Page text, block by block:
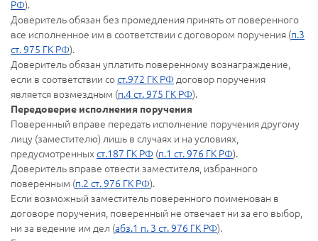
РФ).
Доверитель обязан без промедления принять от поверенного
все исполненное им в соответствии с договором поручения (п.3
ст. 975 ГК РФ).
Доверитель обязан уплатить поверенному вознаграждение,
если в соответствии сост.972 ГК РФ договор поручения
является возмездным (п.4 ст. 975 ГК РФ).
Передоверие исполнения поручения
Поверенный вправе передать исполнение поручения другому
лицу (заместителю) лишь в случаях и на условиях,
предусмотренных ст.187 ГК РФ (п.1 ст. 976 ГК РФ).
Доверитель вправе отвести заместителя, избранного
поверенным (п.2 ст. 976 ГК РФ).
Если возможный заместитель поверенного поименован в
договоре поручения, поверенный не отвечает ни за его выбор,
ни за ведение им дел (абз.1 п. 3 ст. 976 ГК РФ).